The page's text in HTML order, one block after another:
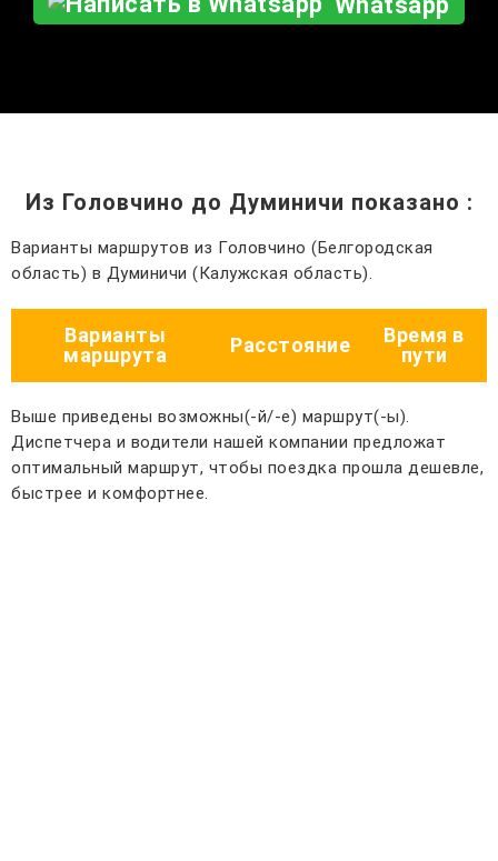
Из Головчино до Думиничи показано :
Варианты маршрутов из Головчино (Белгородская
область) в Думиничи (Калужская область).
Варианты
маршрута
Расстояние
Время в
пути
Выше приведены возможны(-й/-е) маршрут(-ы).
Диспетчера и водители нашей компании предложат
оптимальный маршрут, чтобы поездка прошла дешевле,
быстрее и комфортнее.